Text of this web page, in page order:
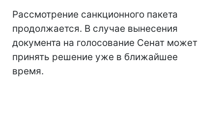
Рассмотрение санкционного пакета
продолжается. В случае вынесения
документа на голосование Сенат может
принять решение уже в ближайшее
время.